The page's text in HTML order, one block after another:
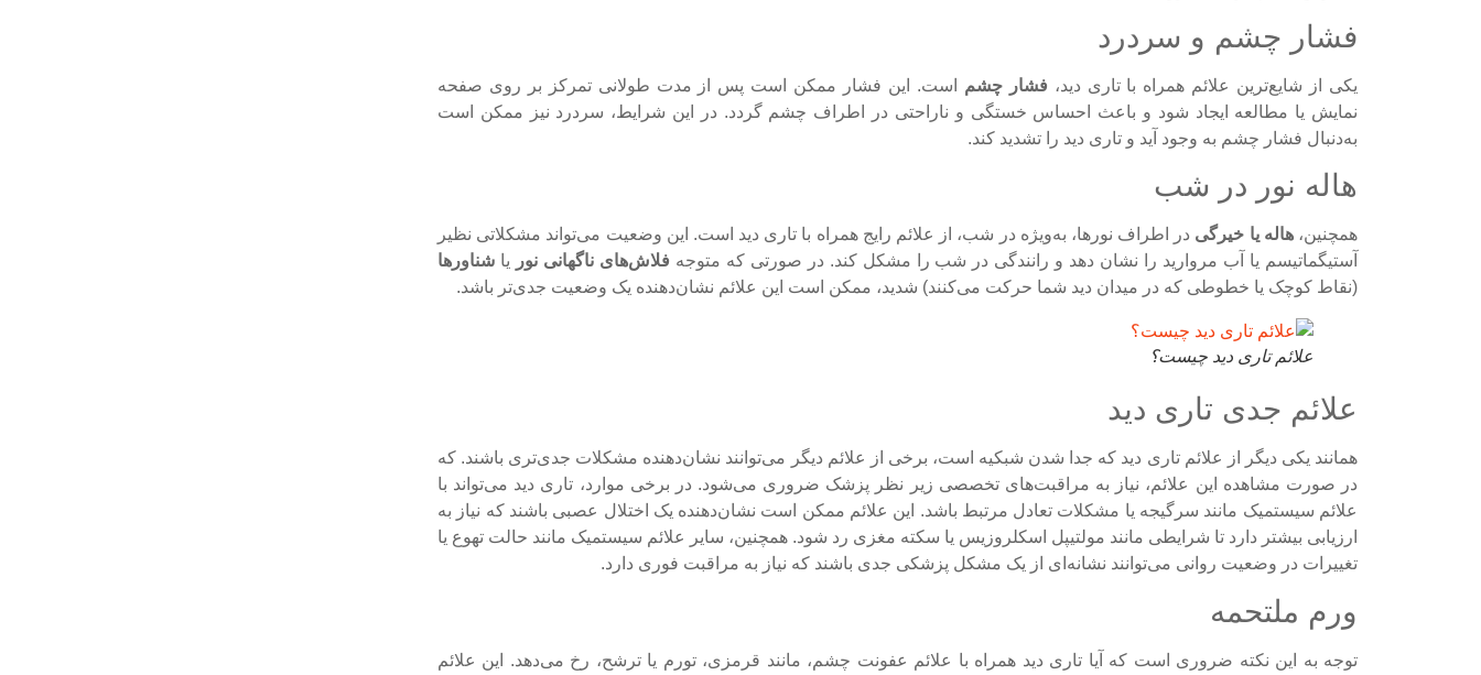
فشار چشم و سردرد
یکی از شایع‌ترین علائم همراه با تاری دید، فشار چشم
است. این فشار ممکن است پس از مدت طولانی تمرکز بر روی صفحه
نمایش یا مطالعه ایجاد شود و باعث احساس خستگی و ناراحتی در اطراف چشم گردد. در این شرایط، سردرد نیز ممکن است
به‌دنبال فشار چشم به وجود آید و تاری دید را تشدید کند.
هاله نور در شب
همچنین،هاله یا خیرگی در اطراف نورها، به‌ویژه در شب، از علائم رایج همراه با تاری دید است. این وضعیت می‌تواند مشکلاتی نظیر
آستیگماتیسم یا آب مروارید را نشان دهد و رانندگی در شب را مشکل کند. در صورتی که متوجه فلاش‌های ناگهانی نور یا شناورها
(نقاط کوچک یا خطوطی که در میدان دید شما حرکت می‌کنند) شدید، ممکن است این علائم نشان‌دهنده یک وضعیت جدی‌تر باشد.
علائم تاری دید چیست؟
علائم جدی تاری دید
همانند یکی دیگر از علائم تاری دید که جدا شدن شبکیه است، برخی از علائم دیگر می‌توانند نشان‌دهنده مشکلات جدی‌تری باشند. که
در صورت مشاهده این علائم، نیاز به مراقبت‌های تخصصی زیر نظر پزشک ضروری می‌شود. در برخی موارد، تاری دید می‌تواند با
علائم سیستمیک مانند سرگیجه یا مشکلات تعادل مرتبط باشد. این علائم ممکن است نشان‌دهنده یک اختلال عصبی باشند که نیاز به
ارزیابی بیشتر دارد تا شرایطی مانند مولتیپل اسکلروزیس یا سکته مغزی رد شود. همچنین، سایر علائم سیستمیک مانند حالت تهوع یا
تغییرات در وضعیت روانی می‌توانند نشانه‌ای از یک مشکل پزشکی جدی باشند که نیاز به مراقبت فوری دارد.
ورم ملتحمه
توجه به این نکته ضروری است که آیا تاری دید همراه با علائم عفونت چشم، مانند قرمزی، تورم یا ترشح، رخ می‌دهد. این علائم